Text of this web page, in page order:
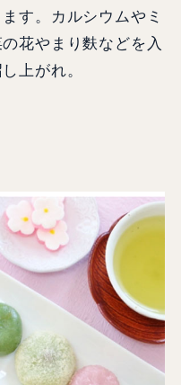
す。カルシウムやミ
花やまり麩などを入
上がれ。